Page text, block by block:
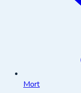
Mort